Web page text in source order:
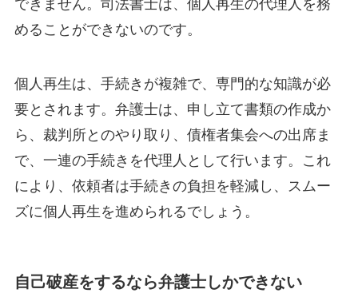
できません。司法書士は、個人再生の代理人を務
めることができないのです。
個人再生は、手続きが複雑で、専門的な知識が必
要とされます。弁護士は、申し立て書類の作成か
ら、裁判所とのやり取り、債権者集会への出席ま
で、一連の手続きを代理人として行います。これ
により、依頼者は手続きの負担を軽減し、スムー
ズに個人再生を進められるでしょう。
自己破産をするなら弁護士しかできない